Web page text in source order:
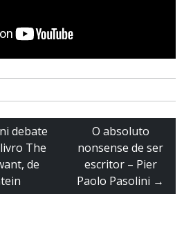
debate
The
de
O absoluto
nonsense de ser
escritor – Pier
Paolo Pasolini →